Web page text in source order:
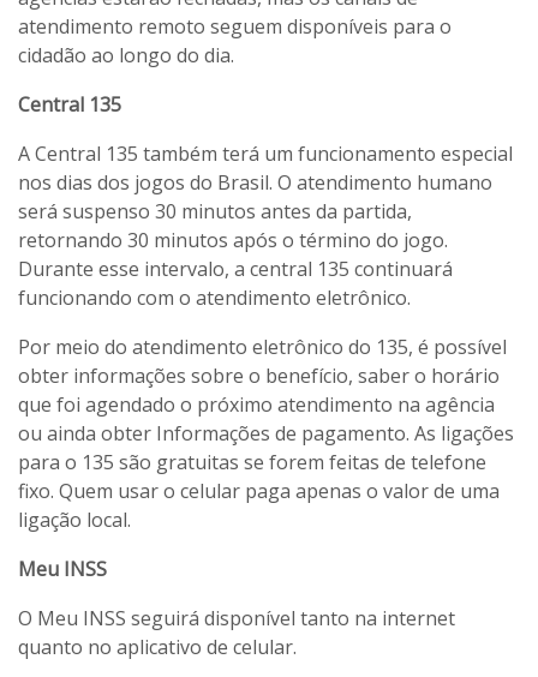
atendimento remoto seguem disponíveis para o
cidadão ao longo do dia.
Central 135
A Central 135 também terá um funcionamento especial
nos dias dos jogos do Brasil. O atendimento humano
será suspenso 30 minutos antes da partida,
retornando 30 minutos após o término do jogo.
Durante esse intervalo, a central 135 continuará
funcionando com o atendimento eletrônico.
Por meio do atendimento eletrônico do 135, é possível
obter informações sobre o benefício, saber o horário
que foi agendado o próximo atendimento na agência
ou ainda obter Informações de pagamento. As ligações
para o 135 são gratuitas se forem feitas de telefone
fixo. Quem usar o celular paga apenas o valor de uma
ligação local.
Meu INSS
O Meu INSS seguirá disponível tanto na internet
quanto no aplicativo de celular.